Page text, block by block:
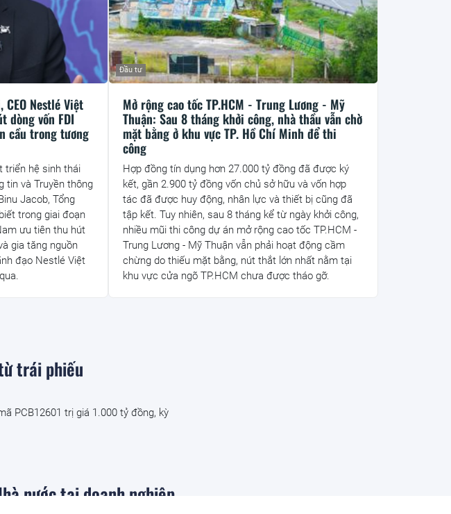
Nestlé Việt
dòng vốn FDI
cầu trong tương
triển hệ sinh thái
tin và Truyền thông
Jacob, Tổng
trong giai đoạn
ưu tiên thu hút
gia tăng nguồn
đạo Nestlé Việt
Mở rộng cao tốc TP.HCM - Trung Lương - Mỹ
Thuận: Sau 8 tháng khởi công, nhà thầu vẫn chờ
mặt bằng ở khu vực TP. Hồ Chí Minh để thi
công
Đầu tư
Hợp đồng tín dụng hơn 27.000 tỷ đồng đã được ký
kết, gần 2.900 tỷ đồng vốn chủ sở hữu và vốn hợp
tác đã được huy động, nhân lực và thiết bị cũng đã
tập kết. Tuy nhiên, sau 8 tháng kể từ ngày khởi công,
nhiều mũi thi công dự án mở rộng cao tốc TP.HCM -
Trung Lương - Mỹ Thuận vẫn phải hoạt động cầm
chừng do thiếu mặt bằng, nút thắt lớn nhất nằm tại
khu vực cửa ngõ TP.HCM chưa được tháo gỡ.
trái phiếu
PCB12601 trị giá 1.000 tỷ đồng, kỳ
nước tại doanh nghiệp